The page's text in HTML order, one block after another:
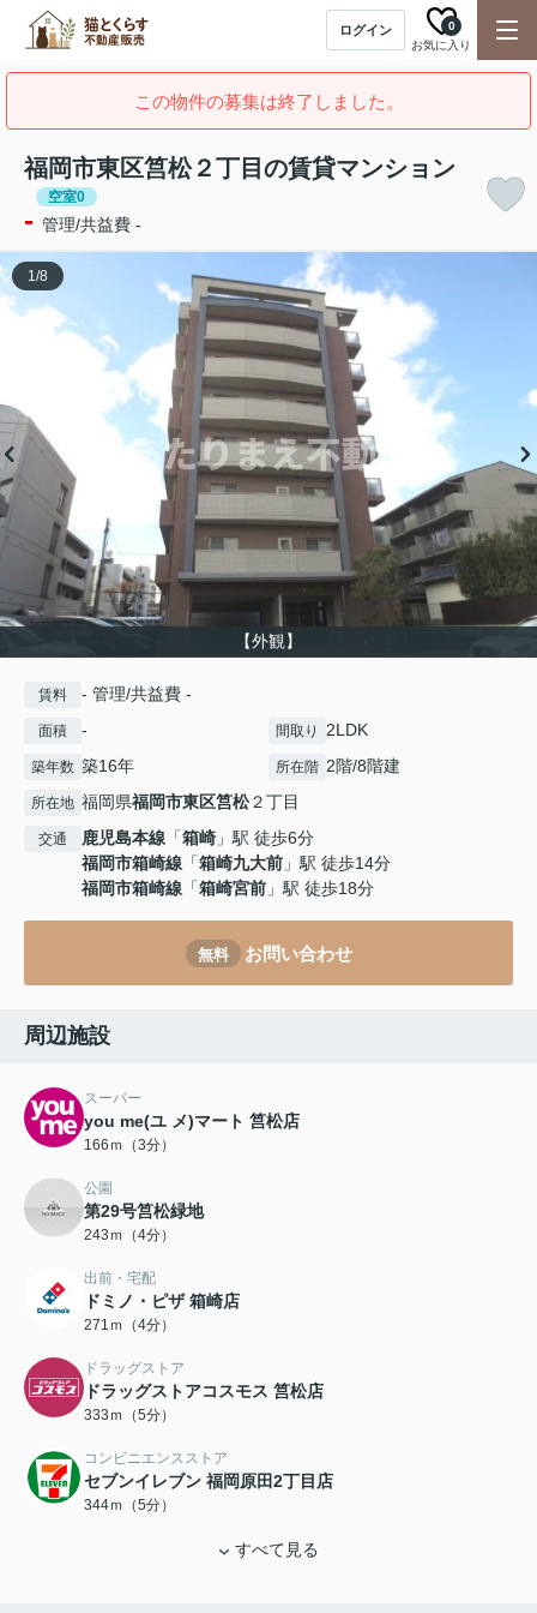
ログイン
お気に入り
0
この物件の募集は終了しました。
福岡市東区筥松２丁目の賃貸マンション
空室0
- 管理/共益費 -
【外観】
1/8
賃料 - 管理/共益費 -
面積 - 間取り 2LDK
築年数 築16年 所在階 2階/8階建
所在地 福岡県福岡市東区筥松２丁目
交通 鹿児島本線 「箱崎 」駅 徒歩6分
福岡市箱崎線 「箱崎九大前 」駅 徒歩14分
福岡市箱崎線 「箱崎宮前 」駅 徒歩18分
無料 お問い合わせ
周辺施設
スーパー
you me(ユ メ)マート 筥松店
166ｍ（3分）
公園
第29号筥松緑地
243ｍ（4分）
出前・宅配
ドミノ・ピザ 箱崎店
271ｍ（4分）
ドラッグストア
ドラッグストアコスモス 筥松店
333ｍ（5分）
コンビニエンスストア
セブンイレブン 福岡原田2丁目店
344ｍ（5分）
すべて見る